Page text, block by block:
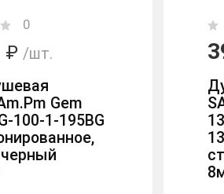
0
₽ /шт.
Gem
100-1-195BG